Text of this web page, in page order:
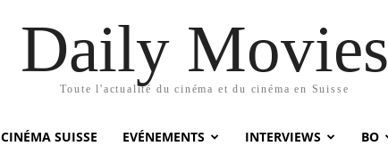
Daily Movies
Toute l'actualité du cinéma et du cinéma en Suisse
CINÉMA SUISSE EVÉNEMENTS INTERVIEWS BO